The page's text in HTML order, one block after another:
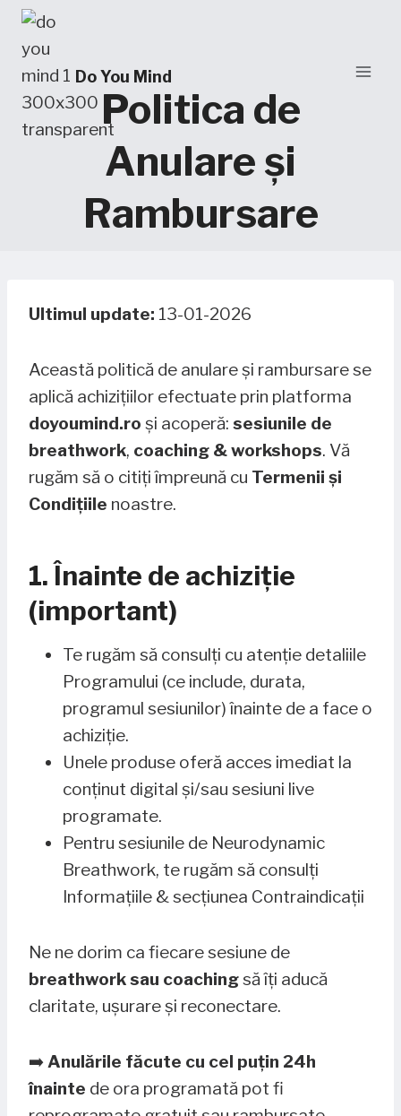
Skip
content
Do You Mind
Politica de
Anulare și
Rambursare
Ultimul update: 13-01-2026
Această politică de anulare și rambursare se
aplică achizițiilor efectuate prin platforma
doyoumind.ro și acoperă: sesiunile de
breathwork, coaching & workshops. Vă
rugăm să o citiți împreună cu Termenii și
Condițiile noastre.
1. Înainte de achiziție
(important)
Te rugăm să consulți cu atenție detaliile
Programului (ce include, durata,
programul sesiunilor) înainte de a face o
achiziție.
Unele produse oferă acces imediat la
conținut digital și/sau sesiuni live
programate.
Pentru sesiunile de Neurodynamic
Breathwork, te rugăm să consulți
Informațiile & secțiunea Contraindicații
Ne ne dorim ca fiecare sesiune de
breathwork sau coachingsă îți aducă
claritate, ușurare și reconectare.
➡️Anulările făcute cu cel puțin 24h
înainte de ora programată pot fi